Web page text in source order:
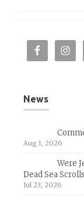
News
Aug 1, 2026
Were
Dead Sea
Jul 23, 2026